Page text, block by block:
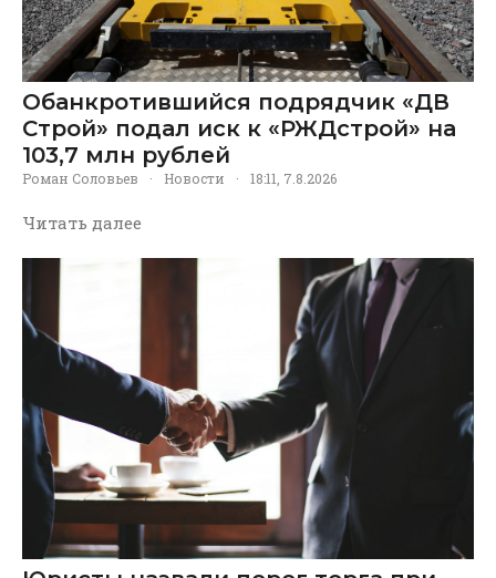
Обанкротившийся подрядчик «ДВ
Строй» подал иск к «РЖДстрой» на
103,7 млн рублей
Роман Соловьев · Новости · 18:11, 7.8.2026
Читать далее